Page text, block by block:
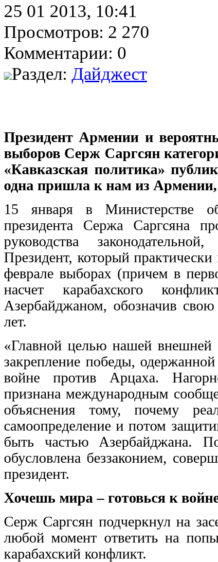
25 01 2013, 10:41
Просмотров: 2 270
Комментарии: 0
Раздел: Дайджест
Президент Армении и
выборов Серж Саргсян
«Кавказская политика»
одна пришла к нам из
15 января в Министерстве
президента Сержа Саргсяна
руководства
Президент, который
феврале выборах (причем в
насчет карабахского
Азербайджаном, обозначив
лет.
«Главной целью нашей внешней
закрепление победы,
войне против Арцаха.
признана международным
объяснения тому, почему
самоопределение и потом
быть частью Азербайджана.
обусловлена беззаконием,
президент.
Хочешь мира – готовься к
Серж Саргсян подчеркнул на
любой момент ответить на
карабахский конфликт.